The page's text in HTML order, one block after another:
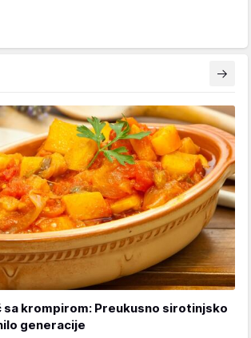
sa krompirom: Preukusno sirotinjsko
generacije